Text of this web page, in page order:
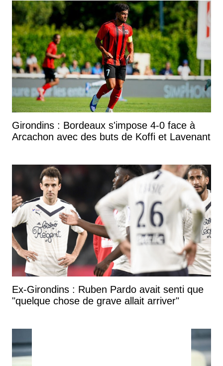
Girondins : Bordeaux s'impose 4-0 face à
Arcachon avec des buts de Koffi et Lavenant
Ex-Girondins : Ruben Pardo avait senti que
"quelque chose de grave allait arriver"